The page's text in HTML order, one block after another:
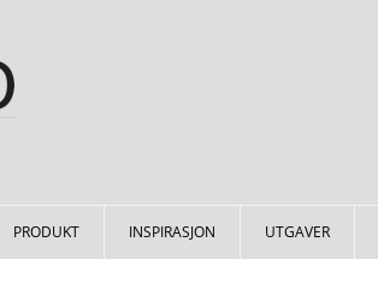
PRODUKT INSPIRASJON UTGAVER